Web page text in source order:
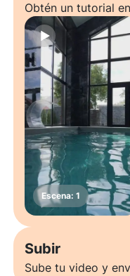
Obtén un tutorial
Subir
Sube tu video y